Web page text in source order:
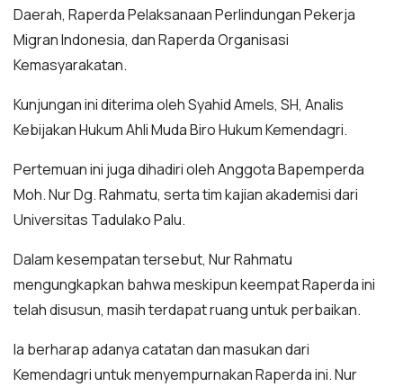
Daerah, Raperda Pelaksanaan Perlindungan Pekerja
Migran Indonesia, dan Raperda Organisasi
Kemasyarakatan.
Kunjungan ini diterima oleh Syahid Amels, SH, Analis
Kebijakan Hukum Ahli Muda Biro Hukum Kemendagri.
Pertemuan ini juga dihadiri oleh Anggota Bapemperda
Moh. Nur Dg. Rahmatu, serta tim kajian akademisi dari
Universitas Tadulako Palu.
Dalam kesempatan tersebut, Nur Rahmatu
mengungkapkan bahwa meskipun keempat Raperda ini
telah disusun, masih terdapat ruang untuk perbaikan.
Ia berharap adanya catatan dan masukan dari
Kemendagri untuk menyempurnakan Raperda ini. Nur